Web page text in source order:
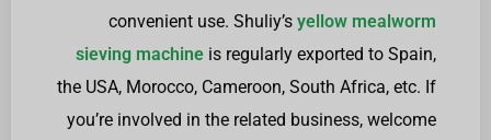
convenient use. Shuliy’s yellow mealworm
sieving machine is regularly exported to Spain,
the USA, Morocco, Cameroon, South Africa, etc. If
you’re involved in the related business, welcome